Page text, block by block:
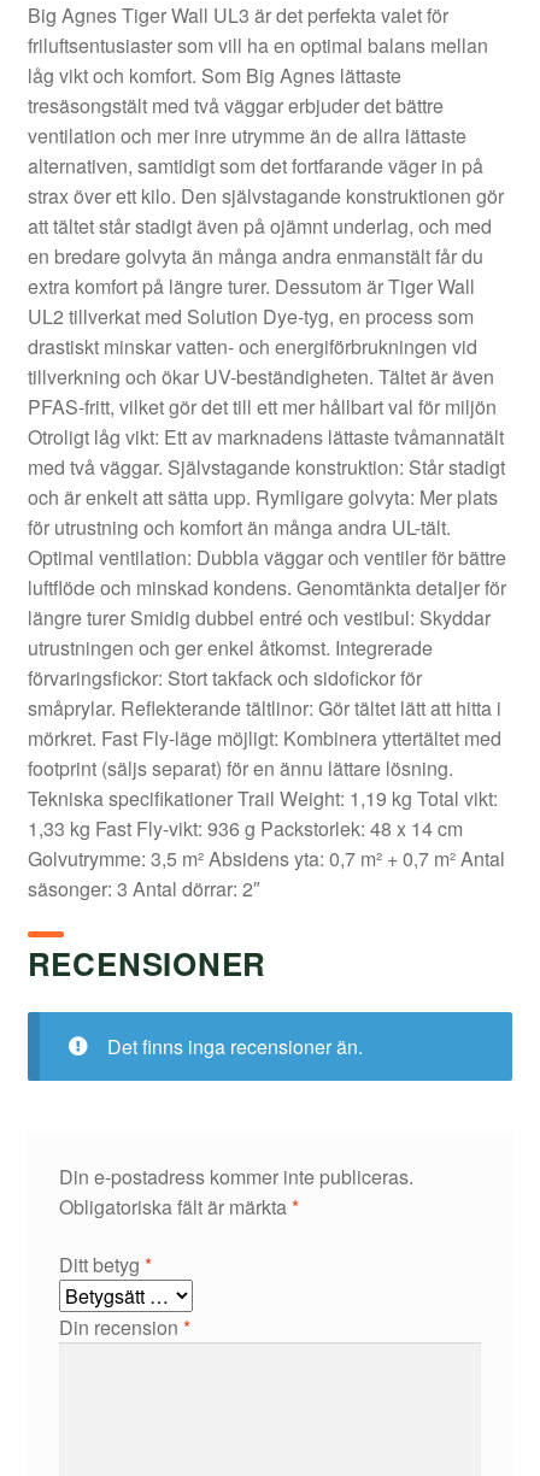
Big Agnes Tiger Wall UL3 är det perfekta valet för
friluftsentusiaster som vill ha en optimal balans mellan
låg vikt och komfort. Som Big Agnes lättaste
tresäsongstält med två väggar erbjuder det bättre
ventilation och mer inre utrymme än de allra lättaste
alternativen, samtidigt som det fortfarande väger in på
strax över ett kilo. Den självstagande konstruktionen gör
att tältet står stadigt även på ojämnt underlag, och med
en bredare golvyta än många andra enmanstält får du
extra komfort på längre turer. Dessutom är Tiger Wall
UL2 tillverkat med Solution Dye-tyg, en process som
drastiskt minskar vatten- och energiförbrukningen vid
tillverkning och ökar UV-beständigheten. Tältet är även
PFAS-fritt, vilket gör det till ett mer hållbart val för miljön
Otroligt låg vikt: Ett av marknadens lättaste tvåmannatält
med två väggar. Självstagande konstruktion: Står stadigt
och är enkelt att sätta upp. Rymligare golvyta: Mer plats
för utrustning och komfort än många andra UL-tält.
Optimal ventilation: Dubbla väggar och ventiler för bättre
luftflöde och minskad kondens. Genomtänkta detaljer för
längre turer Smidig dubbel entré och vestibul: Skyddar
utrustningen och ger enkel åtkomst. Integrerade
förvaringsfickor: Stort takfack och sidofickor för
småprylar. Reflekterande tältlinor: Gör tältet lätt att hitta i
mörkret. Fast Fly-läge möjligt: Kombinera yttertältet med
footprint (säljs separat) för en ännu lättare lösning.
Tekniska specifikationer Trail Weight: 1,19 kg Total vikt:
1,33 kg Fast Fly-vikt: 936 g Packstorlek: 48 x 14 cm
Golvutrymme: 3,5 m² Absidens yta: 0,7 m² + 0,7 m² Antal
säsonger: 3 Antal dörrar: 2″
RECENSIONER
Det finns inga recensioner än.
Din e-postadress kommer inte publiceras.
Obligatoriska fält är märkta*
Ditt betyg *
Din recension *